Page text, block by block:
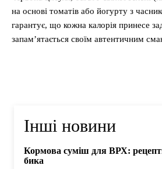
на основі томатів або йогурту з
гарантує, що кожна калорія принесе
запам’ятається своїм автентичним
Інші новини
Кормова суміш для ВРХ:
бика